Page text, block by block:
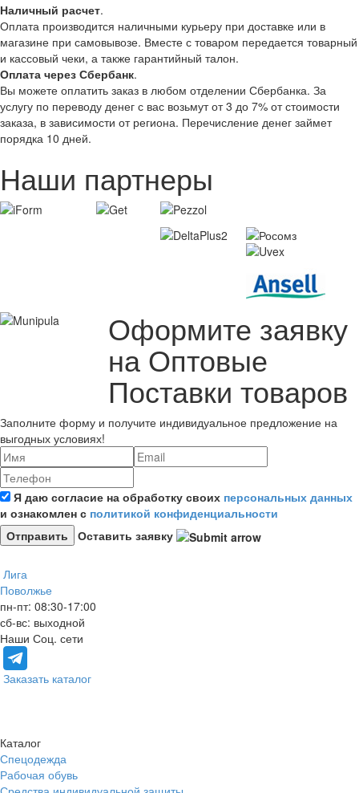
Наличный расчет.
Оплата производится наличными курьеру при доставке или в
магазине при самовывозе. Вместе с товаром передается товарный
и кассовый чеки, а также гарантийный талон.
Оплата через Сбербанк.
Вы можете оплатить заказ в любом отделении Сбербанка. За
услугу по переводу денег с вас возьмут от 3 до 7% от стоимости
заказа, в зависимости от региона. Перечисление денег займет
порядка 10 дней.
Наши партнеры
Оформите заявку
на Оптовые
Поставки товаров
Заполните форму и получите индивидуальное предложение на
выгодных условиях!
Я даю согласие на обработку своих персональных данных
и ознакомлен с политикой конфиденциальности
Оставить заявку
Лига
Поволжье
пн-пт: 08:30-17:00
сб-вс: выходной
Наши Соц. сети
Заказать каталог
Каталог
Спецодежда
Рабочая обувь